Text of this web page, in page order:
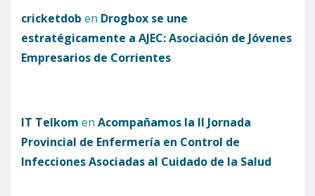
cricketdob en Drogbox se une
estratégicamente a AJEC: Asociación de Jóvenes
Empresarios de Corrientes
IT Telkom en Acompañamos la II Jornada
Provincial de Enfermería en Control de
Infecciones Asociadas al Cuidado de la Salud